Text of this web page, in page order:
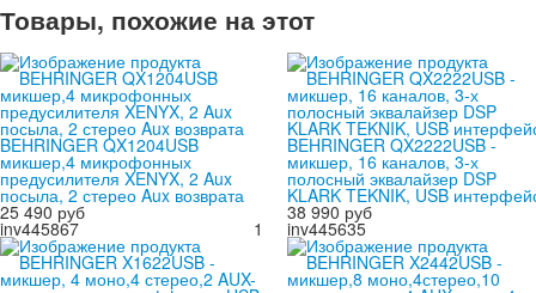
Товары, похожие на этот
BEHRINGER QX1204USB
микшер,4 микрофонных
предусилителя XENYX, 2 Aux
посыла, 2 стерео Aux возврата
25 490 руб
1
inv445867
BEHRINGER QX2222USB -
микшер, 16 каналов, 3-х
полосный эквалайзер DSP
KLARK TEKNIK, USB
38 990 руб
inv445635